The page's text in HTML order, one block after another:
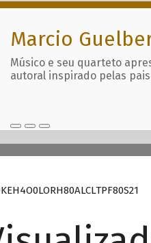
Marcio
Músico e seu quarteto
autoral inspirado pelas